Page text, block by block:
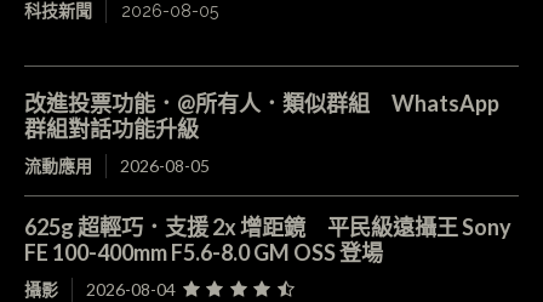
科技新聞 2026-08-05
改進投票功能．@所有人．類似群組 WhatsApp
群組對話功能升級
流動應用 2026-08-05
625g 超輕巧．支援 2x 增距鏡 平民級遠攝王 Sony
FE 100-400mm F5.6-8.0 GM OSS 登場
攝影 2026-08-04